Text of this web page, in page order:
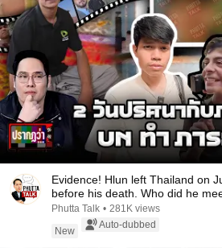
Evidence! Hlun left Thailand on
before his death. Who did he
Phutta Talk • 281K views
New
Auto-dubbed